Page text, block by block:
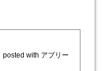
posted with アプリー